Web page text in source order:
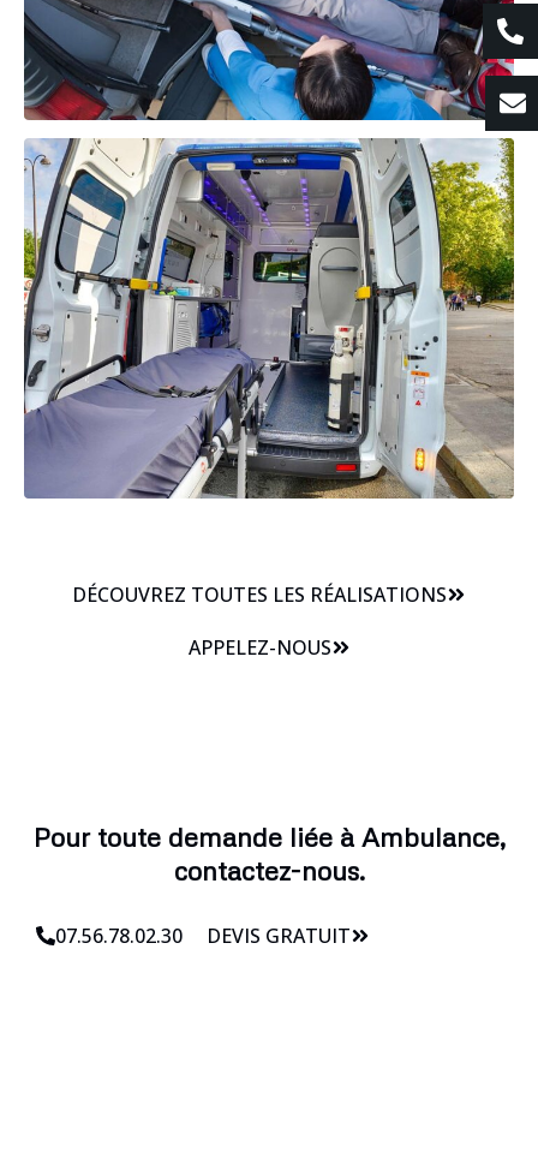
DÉCOUVREZ TOUTES LES RÉALISATIONS
APPELEZ-NOUS
Pour toute demande liée à Ambulance,
contactez-nous.
07.56.78.02.30 DEVIS GRATUIT